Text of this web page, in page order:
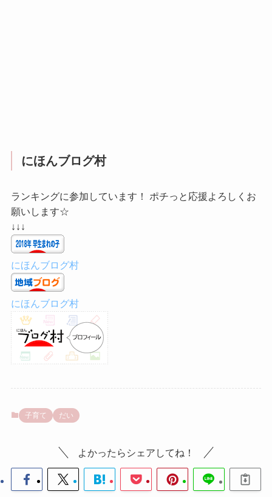
にほんブログ村
ランキングに参加しています！ ポチっと応援よろしくお
願いします☆
↓↓↓
にほんブログ村
にほんブログ村
子育て だい
よかったらシェアしてね！